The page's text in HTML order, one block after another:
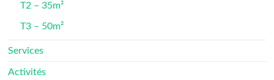
T2 – 35m²
T3 – 50m²
Services
Activités